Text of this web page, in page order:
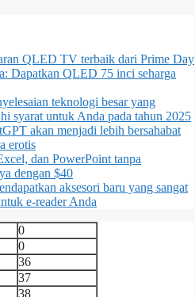
QLED TV terbaik dari Prime Day
Dapatkan QLED 75 inci seharga
teknologi besar yang
syarat untuk Anda pada tahun 2025
akan menjadi lebih bersahabat
erotis
dan PowerPoint tanpa
dengan $40
aksesori baru yang sangat
e-reader Anda
0
0
36
37
38